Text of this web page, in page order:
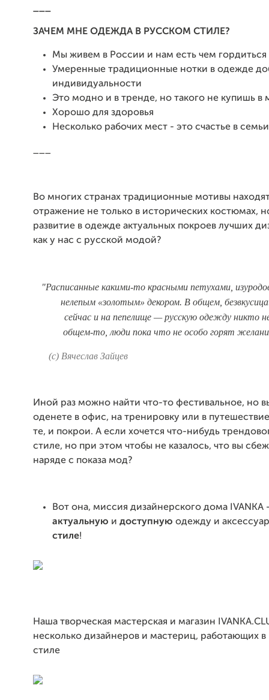
ЗАЧЕМ МНЕ ОДЕЖДА В РУССКОМ СТИЛЕ?
Мы живем в России и нам есть чем гордиться
Умеренные традиционные нотки в одежде
индивидуальности
Это модно и в тренде, но такого не купишь в
Хорошо для здоровья
Несколько рабочих мест - это счастье в семьи
Во многих странах традиционные мотивы
отражение не только в исторических костюмах,
развитие в одежде актуальных покроев лучших
как у нас с русской модой?
"Расписанные какими-то красными петухами,
нелепым «золотым» декором. В общем,
сейчас и на пепелище — русскую одежду никто
общем-то, люди пока что не особо горят
(с) Вячеслав Зайцев
Иной раз можно найти что-то фестивальное, но
оденете в офис, на тренировку или в
те, и покрои. А если хочется что-нибудь
стиле, но при этом чтобы не казалось, что вы
наряде с показа мод?
Вот она, миссия дизайнерского дома IVANKA
актуальную и доступную одежду и
стиле!
Наша творческая мастерская и магазин
несколько дизайнеров и мастериц, работающих
стиле